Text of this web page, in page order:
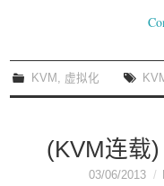
KVM , 虚拟化
(KVM连载
03/06/2013